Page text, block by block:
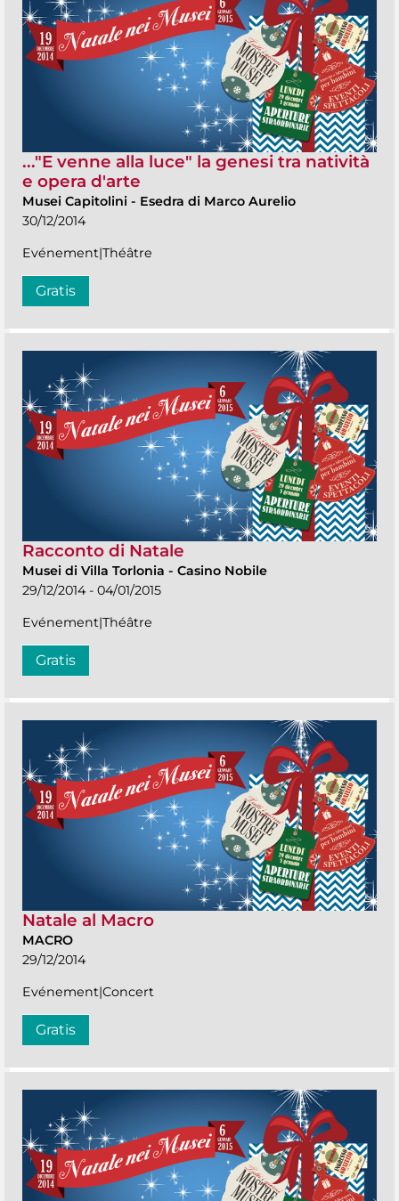
..."E venne alla luce" la genesi tra natività
e opera d'arte
Musei Capitolini - Esedra di Marco Aurelio
30/12/2014
Evénement|Théâtre
Gratis
Racconto di Natale
Musei di Villa Torlonia - Casino Nobile
29/12/2014 - 04/01/2015
Evénement|Théâtre
Gratis
Natale al Macro
MACRO
29/12/2014
Evénement|Concert
Gratis